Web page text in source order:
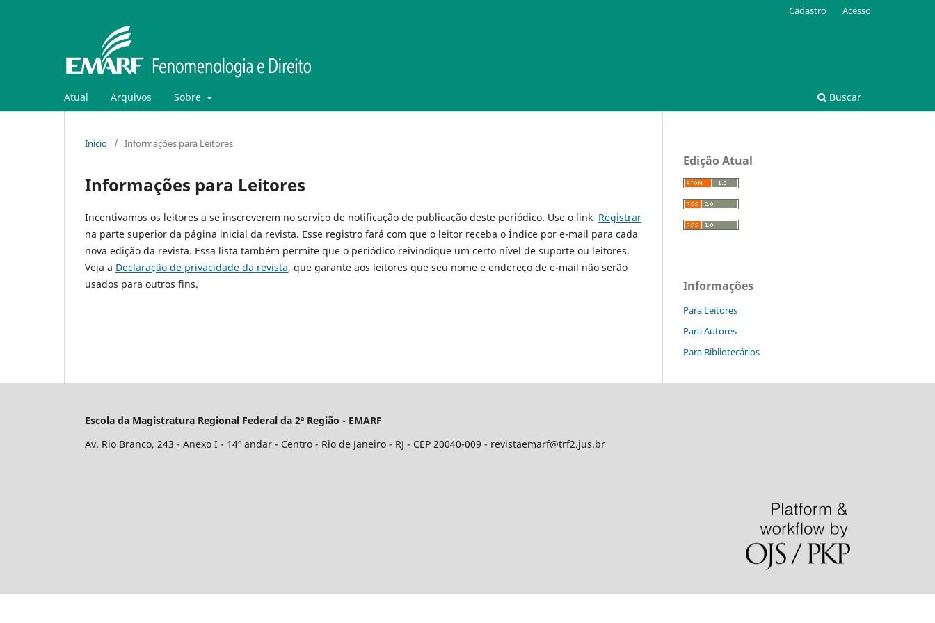
Atual Arquivos Sobre Buscar
Cadastro Acesso
Início / Informações para Leitores
Informações para Leitores
Incentivamos os leitores a se inscreverem no serviço de notificação de publicação deste periódico. Use o link Registrar
na parte superior da página inicial da revista. Esse registro fará com que o leitor receba o Índice por e-mail para cada
nova edição da revista. Essa lista também permite que o periódico reivindique um certo nível de suporte ou leitores.
Veja a Declaração de privacidade da revista, que garante aos leitores que seu nome e endereço de e-mail não serão
usados para outros fins.
Edição Atual
Informações
Para Leitores
Para Autores
Para Bibliotecários
Escola da Magistratura Regional Federal da 2ª Região - EMARF
Av. Rio Branco, 243 - Anexo I - 14º andar - Centro - Rio de Janeiro - RJ - CEP 20040-009 - revistaemarf@trf2.jus.br